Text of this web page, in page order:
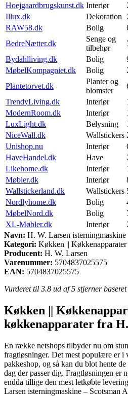
Hoejgaardbrugskunst.dk Interiør
Illux.dk
Dekoration
RAW58.dk
Bolig
BedreNætter.dk
Senge og
tilbehør
Bydahlliving.dk
Bolig
MøbelKompagniet.dk
Bolig
Plantetorvet.dk
Planter og
blomster
TrendyLiving.dk
Interiør
ModernRoom.dk
Interiør
LuxLight.dk
Belysning
NiceWall.dk
Wallstickers
Unishop.nu
Interiør
HaveHandel.dk
Have
Likehome.dk
Interiør
Møbler.dk
Interiør
Wallstickerland.dk
Wallstickers
Nordlyhome.dk
Bolig
MøbelNord.dk
Bolig
XL-Møbler.dk
Interiør
Navn: H. W. Larsen
Kategori: Køkken ||
Producent: H. W. Larsen
Varenummer: 5704837025575
EAN: 5704837025575
Vurderet til 3.8 ud af 5 stjerner
Køkken ||
køkkenapparater fra
En række netshops tilbyder nu om
fragtløsninger. Det mest populære er i
pakkeshop, og så kan du blot hente
dag der passer dig. Fragtløsningen er
endda tillige den mest letkøbte
Larsen isterningmaskine – Scotsman